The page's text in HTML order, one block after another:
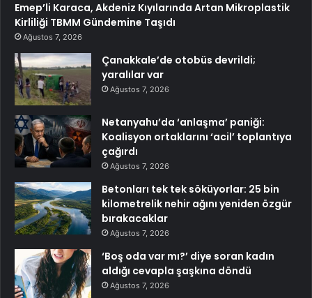
Emep’li Karaca, Akdeniz Kıyılarında Artan Mikroplastik
Kirliliği TBMM Gündemine Taşıdı
Ağustos 7, 2026
Çanakkale’de otobüs devrildi;
yaralılar var
Ağustos 7, 2026
Netanyahu’da ‘anlaşma’ paniği:
Koalisyon ortaklarını ‘acil’ toplantıya
çağırdı
Ağustos 7, 2026
Betonları tek tek söküyorlar: 25 bin
kilometrelik nehir ağını yeniden özgür
bırakacaklar
Ağustos 7, 2026
‘Boş oda var mı?’ diye soran kadın
aldığı cevapla şaşkına döndü
Ağustos 7, 2026